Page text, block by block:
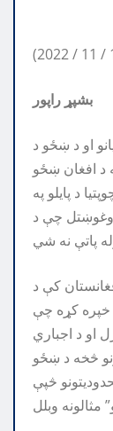
او د ښځو د
د افغان ښځو
د پایلو په
وغوښتل چې د
کې د
خپره کړه چې
او د اجباري
څخه د ښځو
څپې